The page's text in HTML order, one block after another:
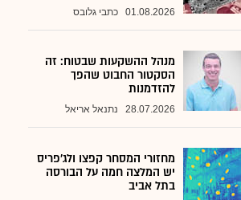
01.08.2026 כתבי גלובס
מנהל ההשקעות שבטוח: זה
הסקטור החבוט שהפך
להזדמנות
28.07.2026 נתנאל אריאל
מחזורי המסחר קפצו ולג'פריס
יש המלצה חמה על הבורסה
בתל אביב